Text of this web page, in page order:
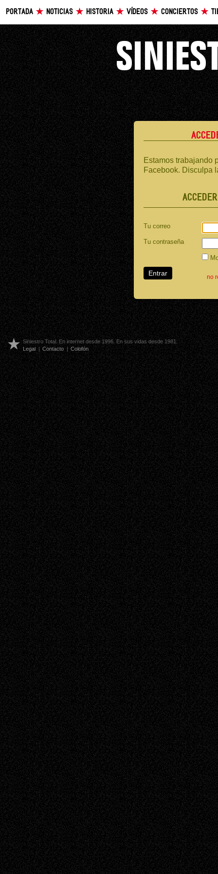
PORTADA NOTICIAS HISTORIA VÍDEOS CONCIERTOS
Estamos trabajando
Facebook. Disculpa
Tu correo
Tu contraseña
no
Siniestro Total. En internet desde 1996. En sus vidas desde 1981.
Legal | Contacto | Colofón